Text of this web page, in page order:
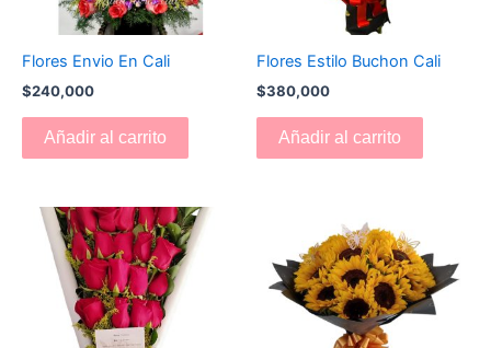
Flores Envio En Cali
$240,000
Añadir al carrito
Flores Estilo Buchon Cali
$380,000
Añadir al carrito